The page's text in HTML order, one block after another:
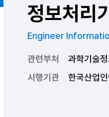
정보처리
Engineer
관련부처
과학기술
시행기관
한국산업